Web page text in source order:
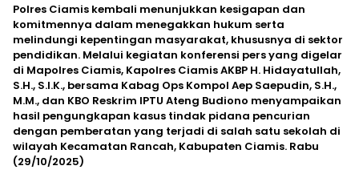
Polres Ciamis kembali menunjukkan kesigapan dan
komitmennya dalam menegakkan hukum serta
melindungi kepentingan masyarakat, khususnya di sektor
pendidikan. Melalui kegiatan konferensi pers yang digelar
di Mapolres Ciamis, Kapolres Ciamis AKBP H. Hidayatullah,
S.H., S.I.K., bersama Kabag Ops Kompol Aep Saepudin, S.H.,
M.M., dan KBO Reskrim IPTU Ateng Budiono menyampaikan
hasil pengungkapan kasus tindak pidana pencurian
dengan pemberatan yang terjadi di salah satu sekolah di
wilayah Kecamatan Rancah, Kabupaten Ciamis. Rabu
(29/10/2025)